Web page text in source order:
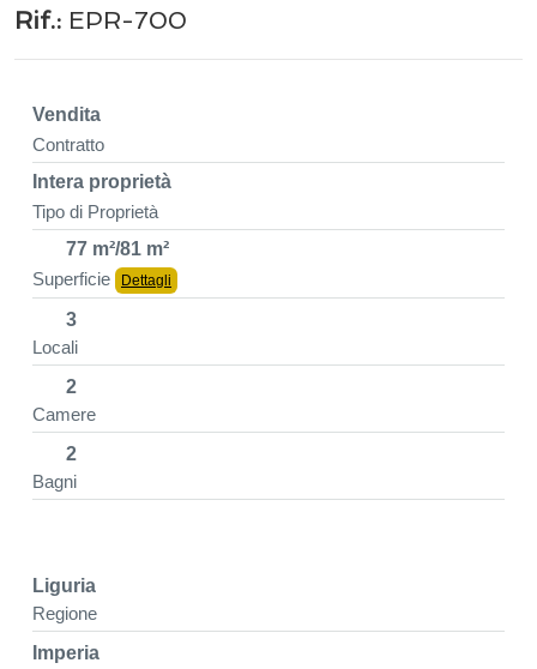
Rif.: EPR-700
Vendita
Contratto
Intera proprietà
Tipo di Proprietà
77 m²/81 m²
Superficie
Dettagli
3
Locali
2
Camere
2
Bagni
Liguria
Regione
Imperia